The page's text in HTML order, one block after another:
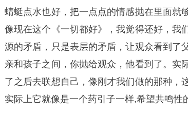
蜻蜓点水也好，把一点点的情感抛在里面就
像现在这个《一切都好》，我觉得还好，我
源的矛盾，只是表层的矛盾，让观众看到了
亲和孩子之间，你抛给观众，他看到了。实
了之后去联想自己，像刚才我们做的那种，
实际上它就像是一个药引子一样,希望共鸣性